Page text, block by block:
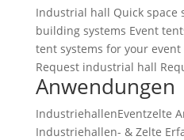
Industrial hall Quick space
building systems Event
tent systems for your event
Request industrial hall
Anwendungen
IndustriehallenEventzelte
Industriehallen- & Zelte